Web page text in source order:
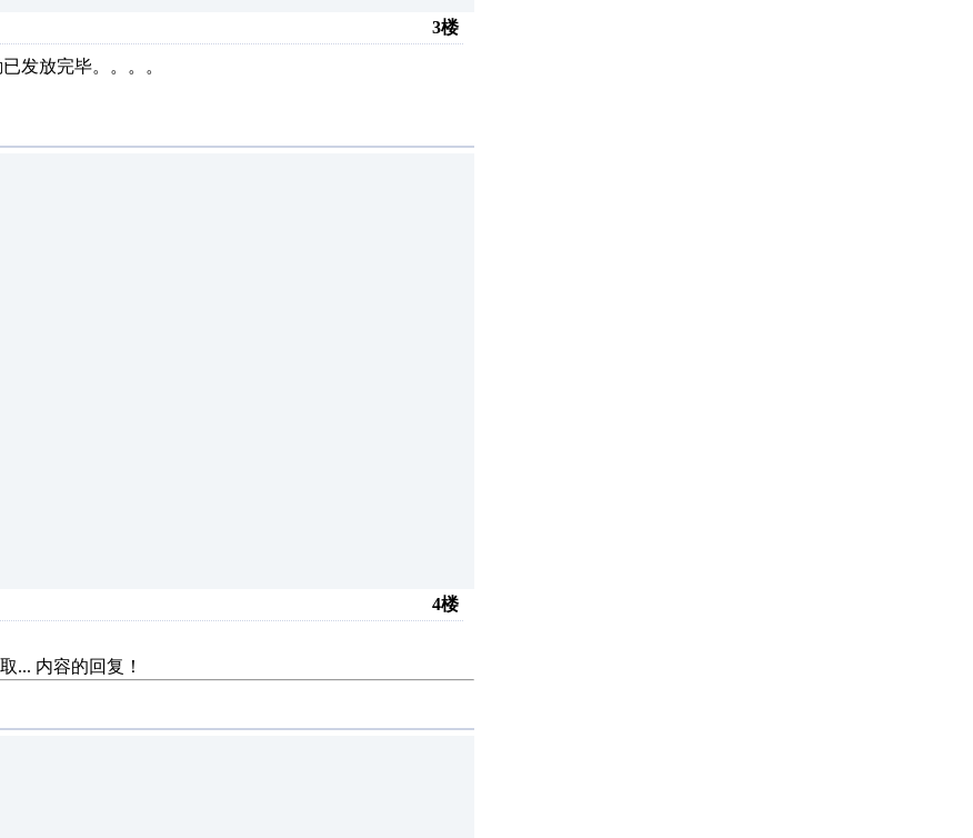
3楼
发放完毕。。。。
4楼
... 内容的回复！